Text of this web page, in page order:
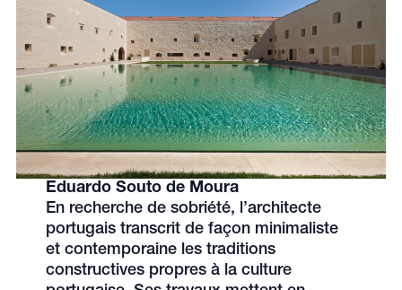
Eduardo Souto de Moura
En recherche de sobriété, l’architecte
portugais transcrit de façon minimaliste
et contemporaine les traditions
constructives propres à la culture